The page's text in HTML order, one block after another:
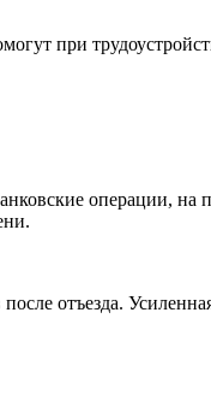
при
операции, на
отъезда.